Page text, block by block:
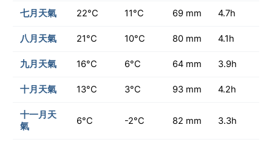
七月天氣 22°C 11°C 69 mm 4.7h
八月天氣 21°C 10°C 80 mm 4.1h
九月天氣 16°C 6°C 64 mm 3.9h
十月天氣 13°C 3°C 93 mm 4.2h
十一月天
氣
6°C -2°C 82 mm 3.3h